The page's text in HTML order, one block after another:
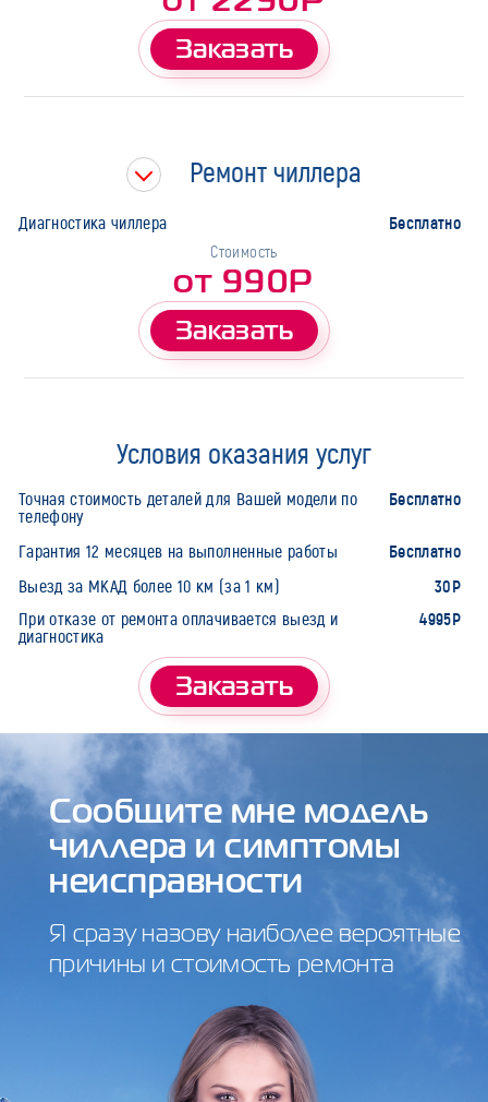
Заказать
Ремонт чиллера
Диагностика чиллера Бесплатно
Стоимость
от 990Р
Заказать
Условия оказания услуг
Точная стоимость деталей для Вашей модели по
телефону
Бесплатно
Гарантия 12 месяцев на выполненные работы Бесплатно
Выезд за МКАД более 10 км (за 1 км) 30Р
При отказе от ремонта оплачивается выезд и
диагностика
4995Р
Заказать
Сообщите мне модель
чиллера и симптомы
неисправности
Я сразу назову наиболее вероятные
причины и стоимость ремонта